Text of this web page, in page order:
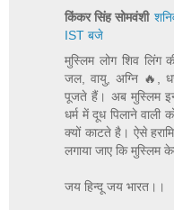
किंकर सिंह सोमवंशी
IST बजे
मुस्लिम लोग शिव लिंग
जल, वायु, अग्नि 🔥,
पूजते हैं। अब मुस्लिम
धर्म में दूध पिलाने वाली
क्यों काटते है। ऐसे
लगाया जाए कि मुस्लिम
जय हिन्दू जय भारत।।